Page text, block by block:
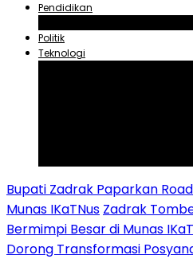
Pendidikan
Politik
Teknologi
Bupati Zadrak Paparkan
Munas IKaTNus Zadrak
Bermimpi Besar di Munas
Dorong Transformasi